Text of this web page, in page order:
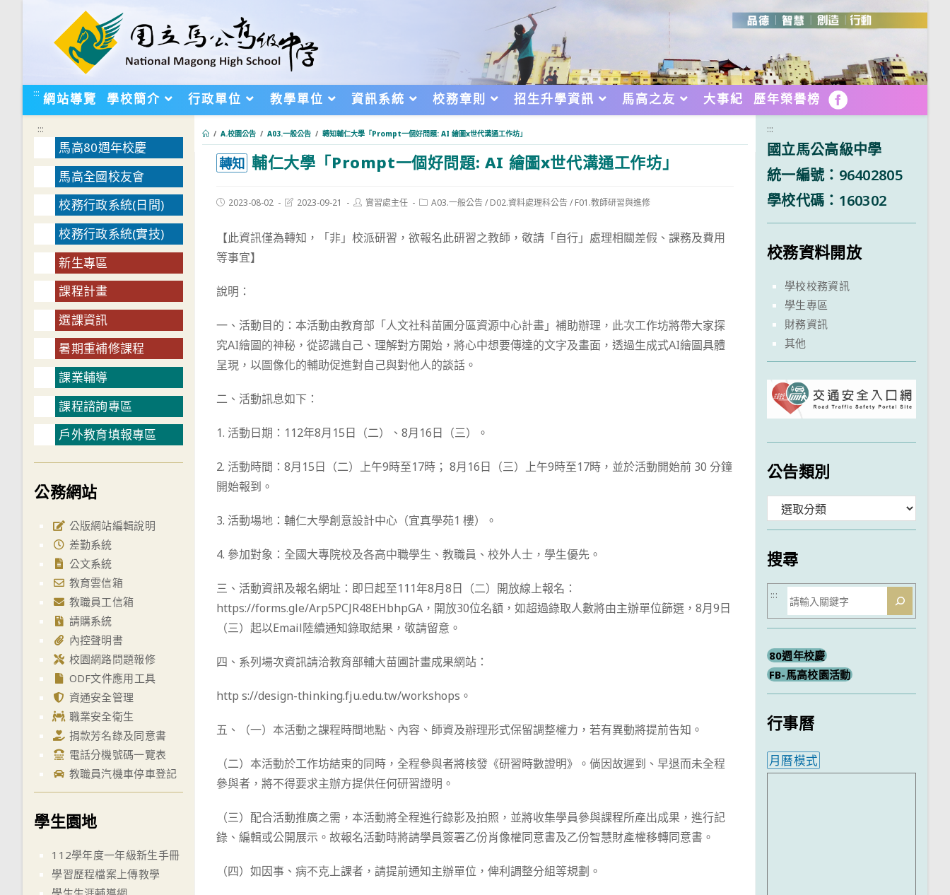
::: 網站導覽 學校簡介 行政單位 教學單位 資訊系統 校務章則 招生升學資訊 馬高之友 大事紀 歷年榮譽榜 FB
/ A.校園公告 / A03.一般公告 / 轉知輔仁大學「Prompt一個好問題: AI 繪圖x世代溝通工作坊」
轉知 輔仁大學「Prompt一個好問題: AI 繪圖x世代溝通工作坊」
Post2023-08-02
Post2023-09-21
Post實習處主任
PostA03.一般公告/ D02.資料處理科公告/ F01.教師研習與進修
【此資訊僅為轉知，「非」校派研習，欲報名此研習之教師，敬請「自行」處理相關差假、課務及費用
等事宜】
說明：
一、活動目的：本活動由教育部「人文社科苗圃分區資源中心計畫」補助辦理，此次工作坊將帶大家探
究AI繪圖的神秘，從認識自己、理解對方開始，將心中想要傳達的文字及畫面，透過生成式AI繪圖具體
呈現，以圖像化的輔助促進對自己與對他人的談話。
二、活動訊息如下：
1. 活動日期：112年8月15日（二）、8月16日（三）。
2. 活動時間：8月15日（二）上午9時至17時； 8月16日（三）上午9時至17時，並於活動開始前 30 分鐘
開始報到。
3. 活動場地：輔仁大學創意設計中心（宜真學苑1 樓）。
4. 參加對象：全國大專院校及各高中職學生、教職員、校外人士，學生優先。
三、活動資訊及報名網址：即日起至111年8月8日（二）開放線上報名：
https://forms.gle/Arp5PCJR48EHbhpGA，開放30位名額，如超過錄取人數將由主辦單位篩選，8月9日
（三）起以Email陸續通知錄取結果，敬請留意。
四、系列場次資訊請洽教育部輔大苗圃計畫成果網站：
http s://design-thinking.fju.edu.tw/workshops。
五、（一）本活動之課程時間地點、內容、師資及辦理形式保留調整權力，若有異動將提前告知。
（二）本活動於工作坊結束的同時，全程參與者將核發《研習時數證明》。倘因故遲到、早退而未全程
參與者，將不得要求主辦方提供任何研習證明。
（三）配合活動推廣之需，本活動將全程進行錄影及拍照，並將收集學員參與課程所產出成果，進行記
錄、編輯或公開展示。故報名活動時將請學員簽署乙份肖像權同意書及乙份智慧財產權移轉同意書。
（四）如因事、病不克上課者，請提前通知主辦單位，俾利調整分組等規劃。
:::
馬高80週年校慶
馬高全國校友會
校務行政系統(日間)
校務行政系統(實技)
新生專區
課程計畫
選課資訊
暑期重補修課程
課業輔導
課程諮詢專區
戶外教育填報專區
公務網站
公版網站編輯說明
差勤系統
公文系統
教育雲信箱
教職員工信箱
請購系統
內控聲明書
校園網路問題報修
ODF文件應用工具
資通安全管理
職業安全衛生
捐款芳名錄及同意書
電話分機號碼一覽表
教職員汽機車停車登記
學生園地
112學年度一年級新生手冊
學習歷程檔案上傳教學
:::
國立馬公高級中學
統一編號：96402805
學校代碼：160302
校務資料開放
學校校務資訊
學生專區
財務資訊
其他
公告類別
類
搜尋
搜
尋
:::
80週年校慶
FB-馬高校園活動
行事曆
月曆模式